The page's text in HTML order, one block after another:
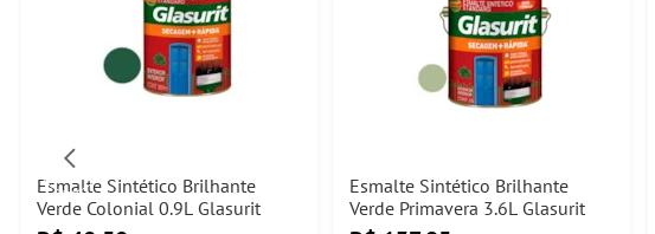
Esmalte Sintético Brilhante
Verde Colonial 0.9L Glasurit
Esmalte Sintético Brilhante
Verde Primavera 3.6L Glasurit